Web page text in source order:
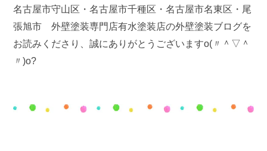
名古屋市守山区・名古屋市千種区・名古屋市名東区・尾
張旭市 外壁塗装専門店有水塗装店の外壁塗装ブログを
お読みくださり、誠にありがとうございますo(〃＾▽＾
〃)o?